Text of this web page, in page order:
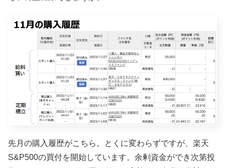
先月の購入履歴がこちら。とくに変わらずですが、楽天
S&P500の買付を開始しています。余剰資金ができ次第投